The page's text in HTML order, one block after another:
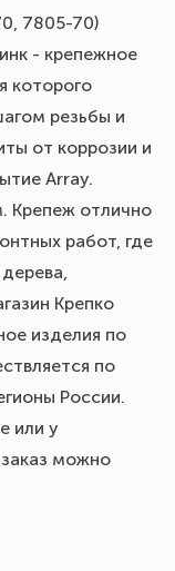
7805-70)
- крепежное
которого
резьбы и
от коррозии и
Array.
Крепеж отлично
работ, где
Крепко
изделия по
по
России.
или у
можно